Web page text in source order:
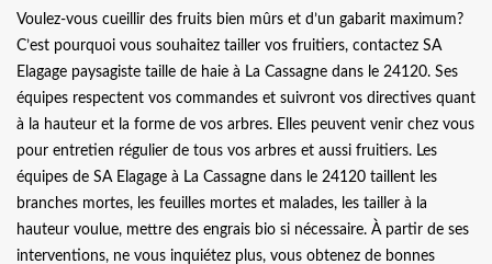
Voulez-vous cueillir des fruits bien mûrs et d’un gabarit maximum?
C’est pourquoi vous souhaitez tailler vos fruitiers, contactez SA
Elagage paysagiste taille de haie à La Cassagne dans le 24120. Ses
équipes respectent vos commandes et suivront vos directives quant
à la hauteur et la forme de vos arbres. Elles peuvent venir chez vous
pour entretien régulier de tous vos arbres et aussi fruitiers. Les
équipes de SA Elagage à La Cassagne dans le 24120 taillent les
branches mortes, les feuilles mortes et malades, les tailler à la
hauteur voulue, mettre des engrais bio si nécessaire. À partir de ses
interventions, ne vous inquiétez plus, vous obtenez de bonnes